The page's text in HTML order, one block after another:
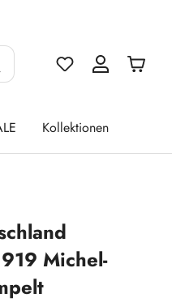
Du hast 0
Kollektionen
Michel-